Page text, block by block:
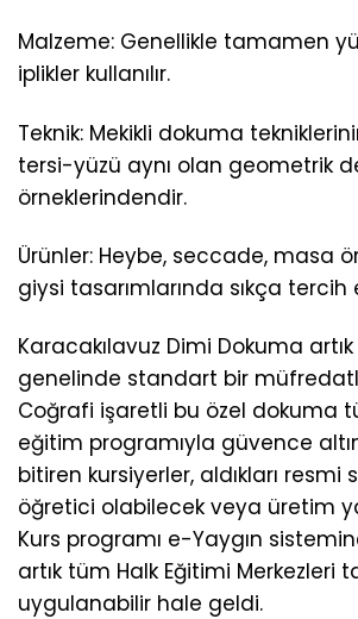
Malzeme: Genellikle tamamen
iplikler kullanılır.
Teknik: Mekikli dokuma
tersi-yüzü aynı olan geometrik
örneklerindendir.
Ürünler: Heybe, seccade, masa
giysi tasarımlarında sıkça tercih
Karacakılavuz Dimi Dokuma
genelinde standart bir
Coğrafi işaretli bu özel dokuma
eğitim programıyla güvence
bitiren kursiyerler, aldıkları resmi
öğretici olabilecek veya üretim
Kurs programı e-Yaygın
artık tüm Halk Eğitimi Merkezleri
uygulanabilir hale geldi.